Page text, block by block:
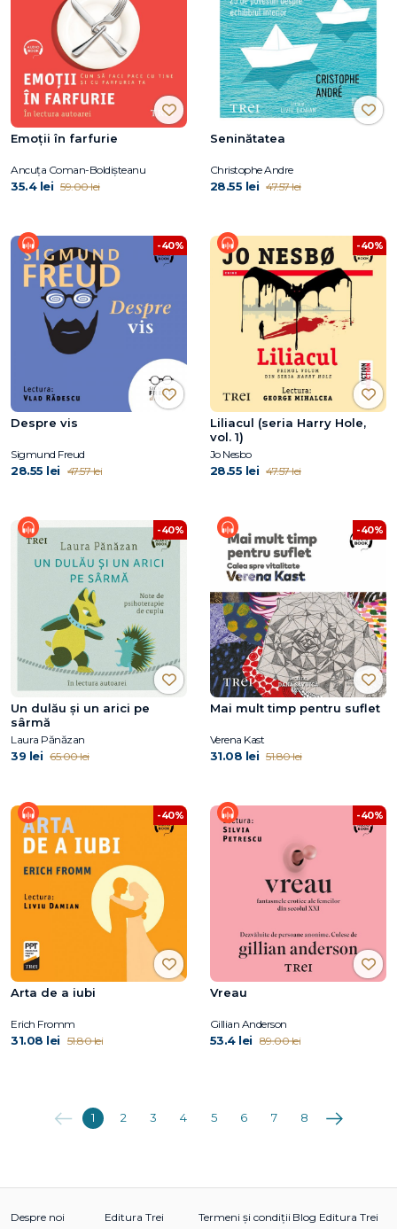
Emoții în farfurie
Ancuța Coman-Boldișteanu
35.4 lei 59.00 lei
Seninătatea
Christophe Andre
28.55 lei 47.57 lei
-40%
Despre vis
Sigmund Freud
28.55 lei 47.57 lei
-40%
Liliacul (seria Harry Hole,
vol. 1)
Jo Nesbo
28.55 lei 47.57 lei
-40%
Un dulău și un arici pe
sârmă
Laura Pănăzan
39 lei 65.00 lei
-40%
Mai mult timp pentru suflet
Verena Kast
31.08 lei 51.80 lei
-40%
Arta de a iubi
Erich Fromm
31.08 lei 51.80 lei
-40%
Vreau
Gillian Anderson
53.4 lei 89.00 lei
Anterioara
1 2 3 4 5 6 7 8 Următoarea
Despre noi Editura Trei Termeni și condiții Blog Editura Trei